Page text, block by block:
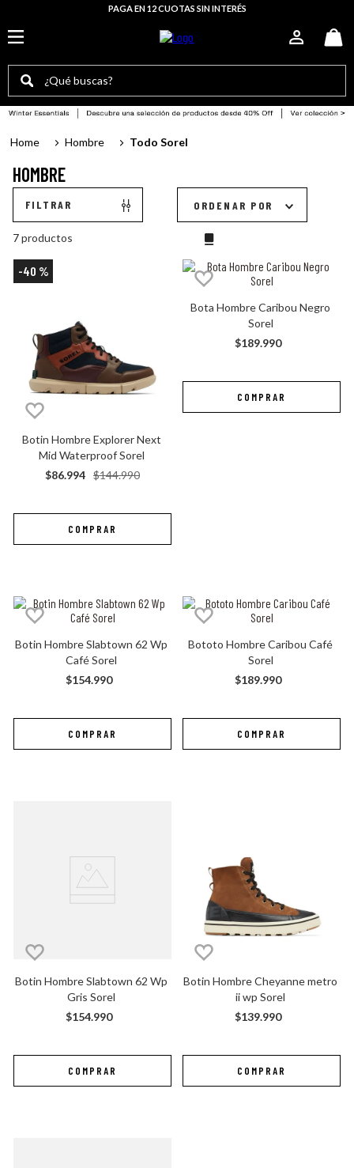
PAGA EN 12 CUOTAS SIN INTERÉS
¿Qué buscas?
Hombre Todo Sorel
HOMBRE
FILTRAR ORDENAR POR
7productos
-40 %
Botin Hombre Explorer Next
Mid Waterproof Sorel
$144.990
$86.994
Bota Hombre Caribou Negro
Sorel
$189.990
Botin Hombre Slabtown 62 Wp
Café Sorel
$154.990
Bototo Hombre Caribou Café
Sorel
$189.990
Botin Hombre Slabtown 62 Wp
Gris Sorel
$154.990
Botin Hombre Cheyanne metro
ii wp Sorel
$139.990
TÉRMINOS MÁS BUSCADOS
botas mujer
sorel mujer
botin slabtown
zapatillas mujer
bototo
botin hombre
botas hombre
botas mujer sorel